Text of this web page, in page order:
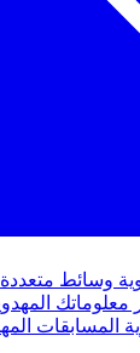
الأسئلة
الطفولة
التقويم